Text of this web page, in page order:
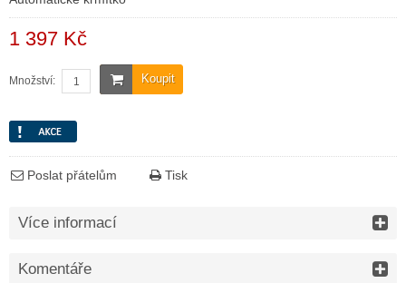
1 397 Kč
Koupit
Množství:
Poslat přátelům Tisk
Více informací
Komentáře